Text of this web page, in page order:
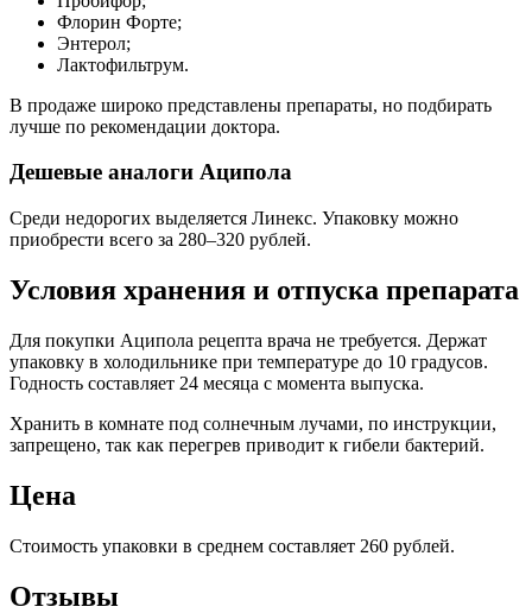
Флорин Форте;
Энтерол;
Лактофильтрум.
В продаже широко представлены препараты, но подбирать
лучше по рекомендации доктора.
Дешевые аналоги Аципола
Среди недорогих выделяется Линекс. Упаковку можно
приобрести всего за 280–320 рублей.
Условия хранения и отпуска препарата
Для покупки Аципола рецепта врача не требуется. Держат
упаковку в холодильнике при температуре до 10 градусов.
Годность составляет 24 месяца с момента выпуска.
Хранить в комнате под солнечным лучами, по инструкции,
запрещено, так как перегрев приводит к гибели бактерий.
Цена
Стоимость упаковки в среднем составляет 260 рублей.
Отзывы